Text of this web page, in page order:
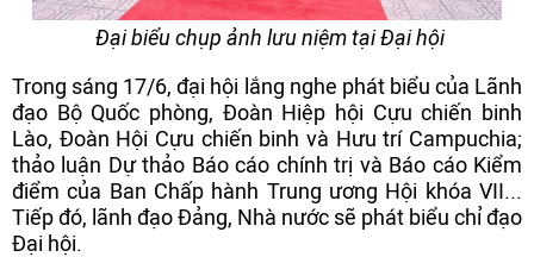
Đại biểu chụp ảnh lưu niệm tại Đại hội
Trong sáng 17/6, đại hội lắng nghe phát biểu của Lãnh
đạo Bộ Quốc phòng, Đoàn Hiệp hội Cựu chiến binh
Lào, Đoàn Hội Cựu chiến binh và Hưu trí Campuchia;
thảo luận Dự thảo Báo cáo chính trị và Báo cáo Kiểm
điểm của Ban Chấp hành Trung ương Hội khóa VII...
Tiếp đó, lãnh đạo Đảng, Nhà nước sẽ phát biểu chỉ đạo
Đại hội.